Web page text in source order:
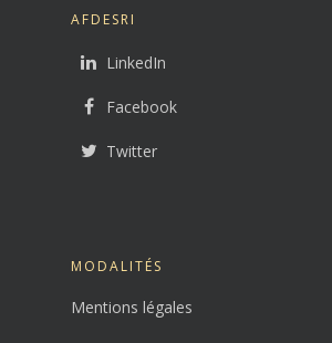
AFDESRI
LinkedIn
Facebook
Twitter
MODALITÉS
Mentions légales